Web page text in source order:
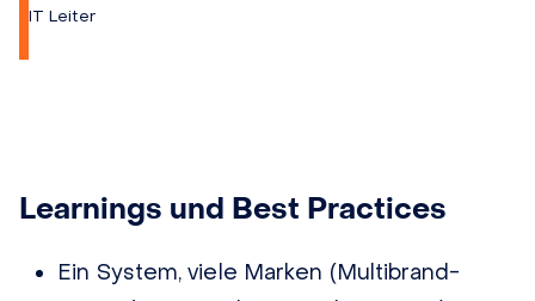
IT Leiter
Learnings und Best Practices
Ein System, viele Marken (Multibrand-